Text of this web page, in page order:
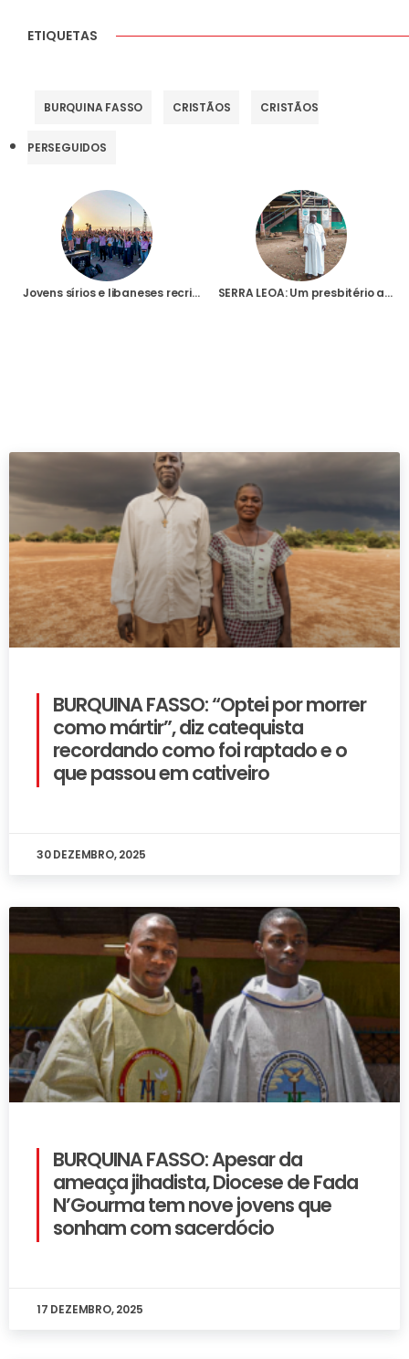
ETIQUETAS
BURQUINA FASSO CRISTÃOS CRISTÃOS
PERSEGUIDOS
Jovens sírios e libaneses recriam o espírito da JMJ Lisboa nos seus próprios países SERRA LEOA: Um presbitério apropriado para uma nova paróquia
BURQUINA FASSO: “Optei por morrer
como mártir”, diz catequista
recordando como foi raptado e o
que passou em cativeiro
30 DEZEMBRO, 2025
BURQUINA FASSO: Apesar da
ameaça jihadista, Diocese de Fada
N’Gourma tem nove jovens que
sonham com sacerdócio
17 DEZEMBRO, 2025